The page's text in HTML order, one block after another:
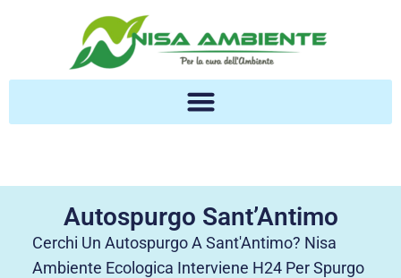
Autospurgo Sant’Antimo
Cerchi Un Autospurgo A Sant'Antimo? Nisa
Ambiente Ecologica Interviene H24 Per Spurgo